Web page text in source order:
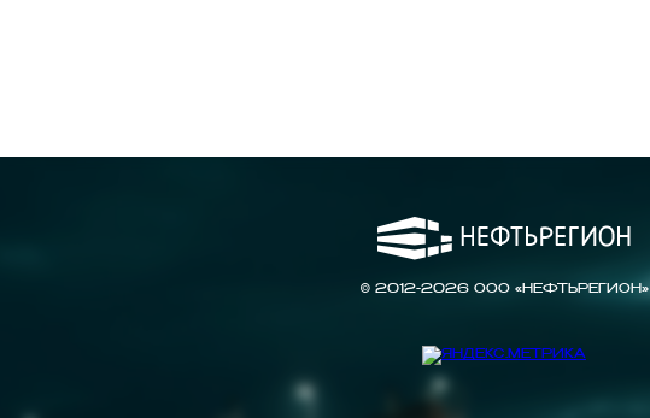
© 2012-2026 ООО «НЕФТЬРЕГИОН»